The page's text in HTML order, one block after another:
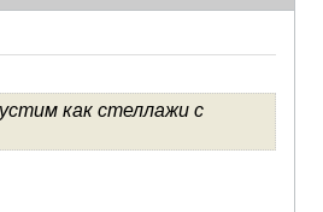
как стеллажи с